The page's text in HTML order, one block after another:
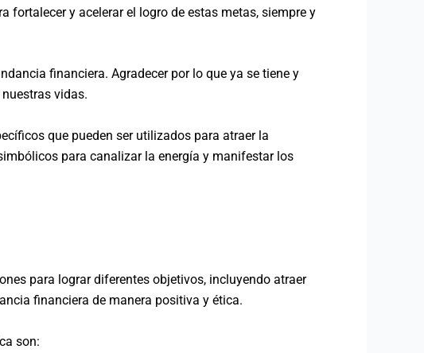
fortalecer y acelerar el logro de estas metas, siempre y
financiera. Agradecer por lo que ya se tiene y
vidas.
que pueden ser utilizados para atraer la
para canalizar la energía y manifestar los
para lograr diferentes objetivos, incluyendo atraer
financiera de manera positiva y ética.
son: